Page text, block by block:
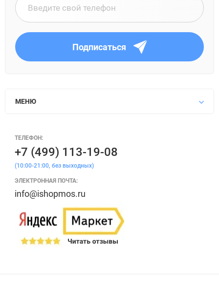
Подписаться
МЕНЮ
ТЕЛЕФОН:
+7 (499) 113-19-08
(10:00-21:00, без выходных)
ЭЛЕКТРОННАЯ ПОЧТА:
info@ishopmos.ru